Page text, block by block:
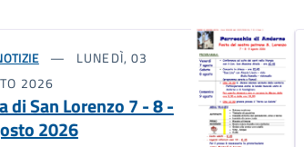
LUNEDÌ, 03
2026
di San Lorenzo 7 - 8 -
2026